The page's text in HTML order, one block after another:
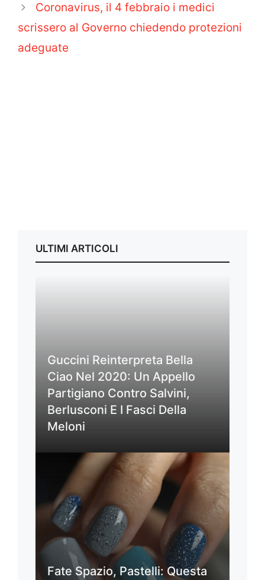
Coronavirus, il 4 febbraio i medici
scrissero al Governo chiedendo protezioni
adeguate
ULTIMI ARTICOLI
Guccini Reinterpreta Bella
Ciao Nel 2020: Un Appello
Partigiano Contro Salvini,
Berlusconi E I Fasci Della
Meloni
Fate Spazio, Pastelli: Questa